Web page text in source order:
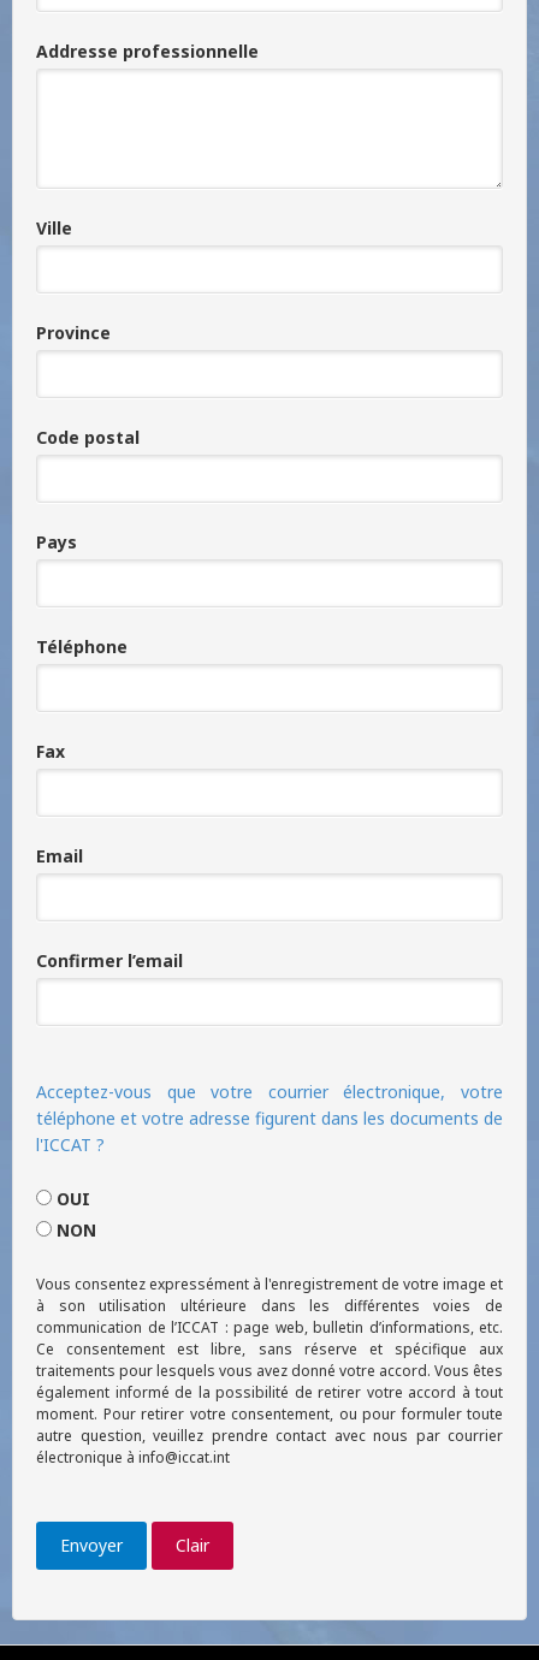
Addresse professionnelle
Ville
Province
Code postal
Pays
Téléphone
Fax
Email
Confirmer l’email
Acceptez-vous que votre courrier électronique, votre
téléphone et votre adresse figurent dans les documents de
l'ICCAT ?
OUI
NON
Vous consentez expressément à l'enregistrement de votre image et
à son utilisation ultérieure dans les différentes voies de
communication de l’ICCAT : page web, bulletin d’informations, etc.
Ce consentement est libre, sans réserve et spécifique aux
traitements pour lesquels vous avez donné votre accord. Vous êtes
également informé de la possibilité de retirer votre accord à tout
moment. Pour retirer votre consentement, ou pour formuler toute
autre question, veuillez prendre contact avec nous par courrier
électronique à info@iccat.int